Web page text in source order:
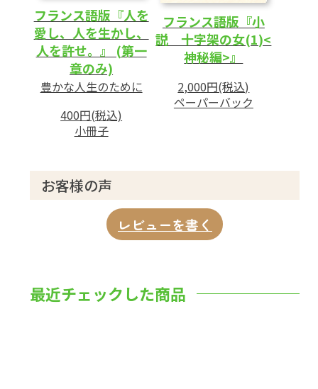
フランス語版『人を
愛し、人を生かし、
人を許せ。』 (第一
章のみ)
豊かな人生のために
400円(税込)
小冊子
フランス語版『小
説 十字架の女(1)<
神秘編>』
2,000円(税込)
ペーパーバック
お客様の声
レビューを書く
最近チェックした商品